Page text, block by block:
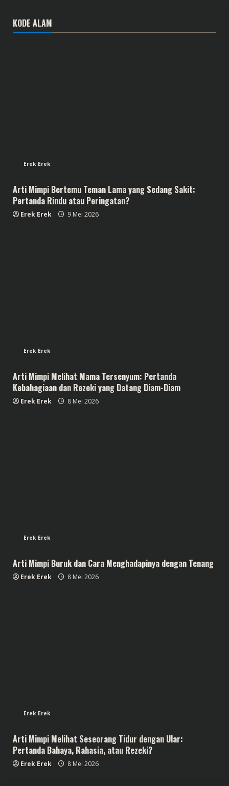
KODE ALAM
Erek Erek
Arti Mimpi Bertemu Teman Lama yang Sedang Sakit:
Pertanda Rindu atau Peringatan?
Erek Erek 9 Mei 2026
Erek Erek
Arti Mimpi Melihat Mama Tersenyum: Pertanda
Kebahagiaan dan Rezeki yang Datang Diam-Diam
Erek Erek 8 Mei 2026
Erek Erek
Arti Mimpi Buruk dan Cara Menghadapinya dengan Tenang
Erek Erek 8 Mei 2026
Erek Erek
Arti Mimpi Melihat Seseorang Tidur dengan Ular:
Pertanda Bahaya, Rahasia, atau Rezeki?
Erek Erek 8 Mei 2026